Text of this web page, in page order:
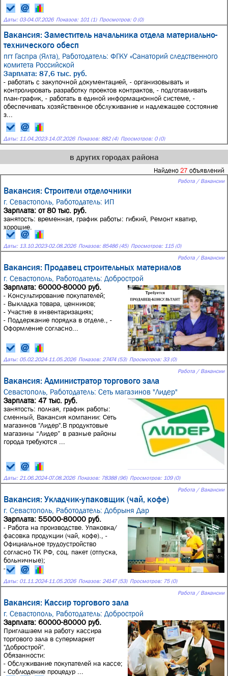
Даты: 03-04.07.2026 Показов: 101 (1) Просмотров: 0 (0)
Вакансия: Заместитель начальника отдела материально-
технического обесп
пгт Гаспра (Ялта), Работодатель: ФГКУ «Санаторий следственного
комитета Российской
Зарплата: 87,6 тыс. руб.
- работать с закупочной документацией, - организовывать и
контролировать разработку проектов контрактов, - подготавливать
план-график, - работать в единой информационной системе, -
обеспечивать хозяйственное обслуживание и надлежащее состояние
з...
Даты: 11.04.2023-14.07.2026 Показов: 882 (4) Просмотров: 0 (0)
в других городах района
Найдено 27 объявлений
Работа / Вакансии
Вакансия: Строители отделочники
г. Севастополь, Работодатель: ИП
Зарплата: от 80 тыс. руб.
занятость: временная, график работы: гибкий, Ремонт кватир,
хорошие.
Даты: 13.10.2023-02.08.2026 Показов: 85486 (45) Просмотров: 115 (0)
Работа / Вакансии
Вакансия: Продавец строительных материалов
г. Севастополь, Работодатель: Добрострой
Зарплата: 60000-80000 руб.
- Консультирование покупателей;
- Выкладка товара, ценников;
- Участие в инвентаризациях;
- Поддержание порядка в отделе., -
Оформление согласно...
Даты: 05.02.2024-11.05.2026 Показов: 27474 (53) Просмотров: 33 (0)
Работа / Вакансии
Вакансия: Администратор торгового зала
Севастополь, Работодатель: Сеть магазинов "Лидер"
Зарплата: 47 тыс. руб.
занятость: полная, график работы:
сменный, Вакансия компании: Сеть
магазинов "Лидер".В продуктовые
магазины “Лидер” в разные районы
города требуются ...
Даты: 21.06.2024-07.08.2026 Показов: 78388 (96) Просмотров: 109 (0)
Работа / Вакансии
Вакансия: Укладчик-упаковщик (чай, кофе)
г. Севастополь, Работодатель: Добрыня Дар
Зарплата: 55000-80000 руб.
- Работа на производстве. Упаковка/
фасовка продукции (чай, кофе)., -
Официальное трудоустройство
согласно ТК РФ, соц. пакет (отпуска,
больничные);
-...
Даты: 01.11.2024-11.05.2026 Показов: 24147 (53) Просмотров: 75 (0)
Работа / Вакансии
Вакансия: Кассир торгового зала
г. Севастополь, Работодатель: Добрострой
Зарплата: 60000-80000 руб.
Приглашаем на работу кассира
торгового зала в супермаркет
"Добрострой".
Обязанности:
- Обслуживание покупателей на кассе;
- Соблюдение процедур ...